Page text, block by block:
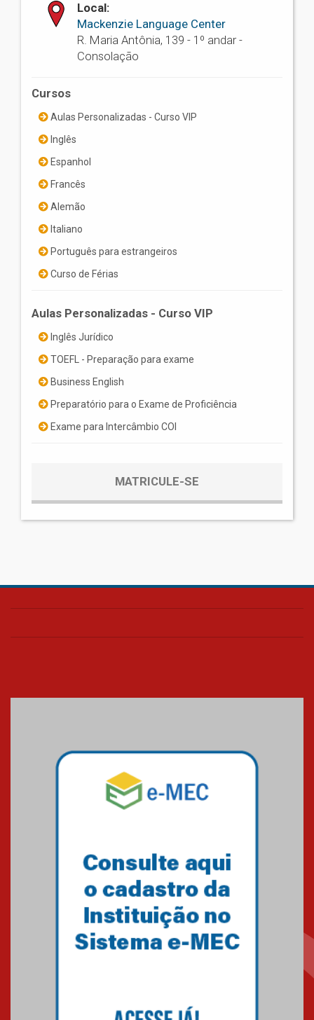
Local:
Mackenzie Language Center
R. Maria Antônia, 139 - 1º andar -
Consolação
Cursos
Aulas Personalizadas - Curso VIP
Inglês
Espanhol
Francês
Alemão
Italiano
Português para estrangeiros
Curso de Férias
Aulas Personalizadas - Curso VIP
Inglês Jurídico
TOEFL - Preparação para exame
Business English
Preparatório para o Exame de Proficiência
Exame para Intercâmbio COI
MATRICULE-SE